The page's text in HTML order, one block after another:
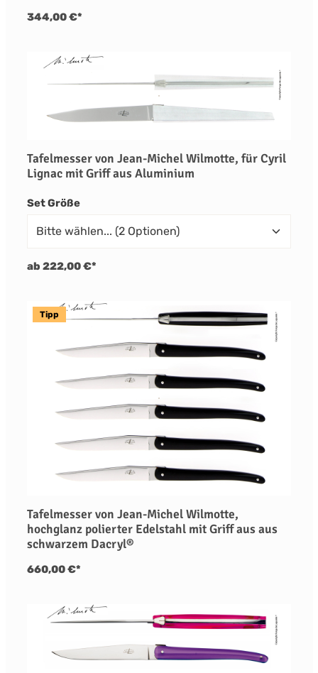
344,00 €*
Tafelmesser von Jean-Michel Wilmotte, für Cyril
Lignac mit Griff aus Aluminium
Set Größeauswählen
ab 222,00 €*
Tipp
Tafelmesser von Jean-Michel Wilmotte,
hochglanz polierter Edelstahl mit Griff aus aus
schwarzem Dacryl®
660,00 €*